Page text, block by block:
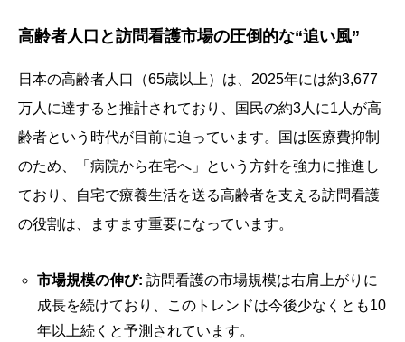
高齢者人口と訪問看護市場の圧倒的な“追い風”
日本の高齢者人口（65歳以上）は、2025年には約3,677
万人に達すると推計されており、国民の約3人に1人が高
齢者という時代が目前に迫っています。国は医療費抑制
のため、「病院から在宅へ」という方針を強力に推進し
ており、自宅で療養生活を送る高齢者を支える訪問看護
の役割は、ますます重要になっています。
市場規模の伸び: 訪問看護の市場規模は右肩上がりに
成長を続けており、このトレンドは今後少なくとも10
年以上続くと予測されています。